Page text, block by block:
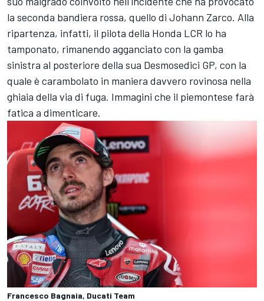
la seconda bandiera rossa, quello di Johann Zarco. Alla
ripartenza, infatti, il pilota della Honda LCR lo ha
tamponato, rimanendo agganciato con la gamba
sinistra al posteriore della sua Desmosedici GP, con la
quale è carambolato in maniera davvero rovinosa nella
ghiaia della via di fuga. Immagini che il piemontese farà
fatica a dimenticare.
Francesco Bagnaia, Ducati Team